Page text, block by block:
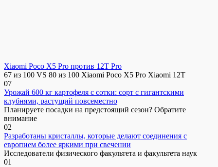
Xiaomi Poco X5 Pro против 12T Pro
67 из 100 VS 80 из 100 Xiaomi Poco X5 Pro Xiaomi 12T
07
Урожай 600 кг картофеля с сотки: сорт с гигантскими
клубнями, растущий повсеместно
Планируете посадки на предстоящий сезон? Обратите
внимание
02
Разработаны кристаллы, которые делают соединения с
европием более яркими при свечении
Исследователи физического факультета и факультета наук
01